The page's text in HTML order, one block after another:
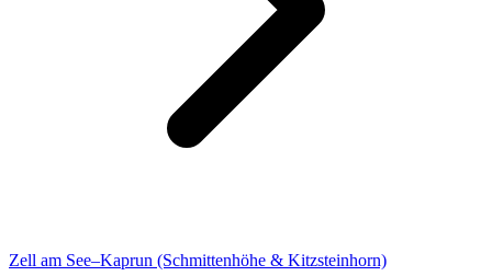
Zell am See–Kaprun (Schmittenhöhe & Kitzsteinhorn)